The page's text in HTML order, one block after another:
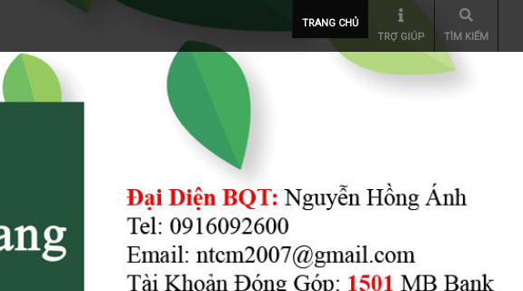
TRANG CHỦ
TRỢ GIÚP
TÌM KIẾM